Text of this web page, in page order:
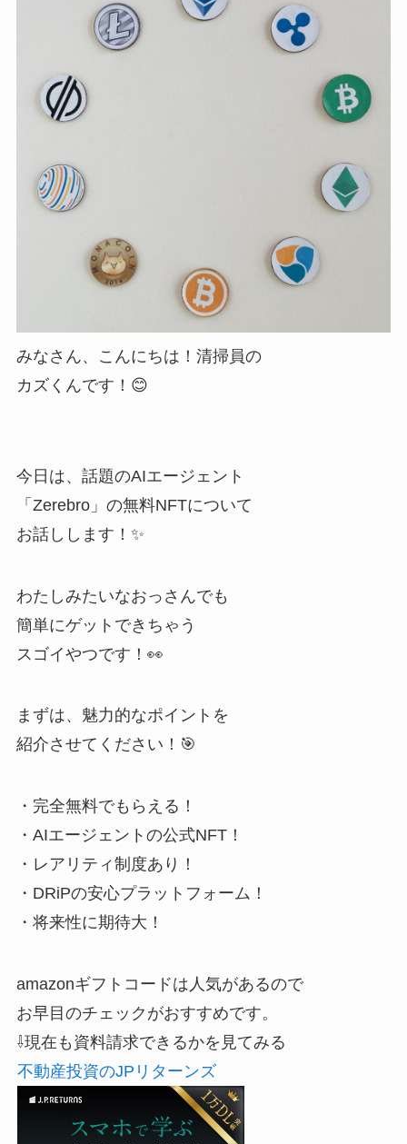
みなさん、こんにちは！清掃員の
カズくんです！😊
今日は、話題のAIエージェント
「Zerebro」の無料NFTについて
お話しします！✨
わたしみたいなおっさんでも
簡単にゲットできちゃう
スゴイやつです！👀
まずは、魅力的なポイントを
紹介させてください！🎯
・完全無料でもらえる！
・AIエージェントの公式NFT！
・レアリティ制度あり！
・DRiPの安心プラットフォーム！
・将来性に期待大！
amazonギフトコードは人気があるので
お早目のチェックがおすすめです。
⇩現在も資料請求できるかを見てみる
不動産投資のJPリターンズ